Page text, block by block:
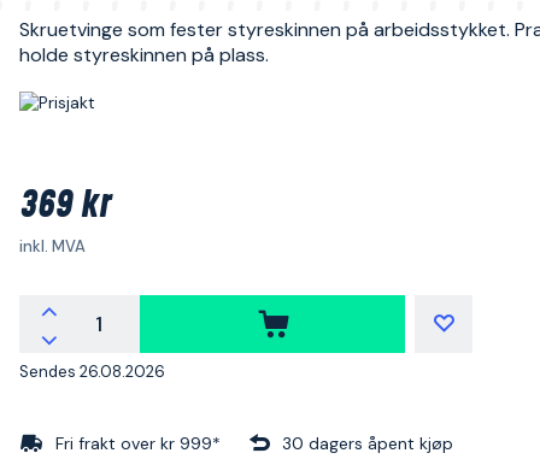
Skruetvinge som fester styreskinnen på arbeidsstykket.
holde styreskinnen på plass.
369 kr
inkl. MVA
Sendes 26.08.2026
Fri frakt over kr 999* 30 dagers åpent kjøp